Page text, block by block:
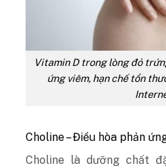
Vitamin D trong lòng đỏ
ứng viêm, hạn chế tổn
Choline – Điều hòa phản
Choline là dưỡng chất